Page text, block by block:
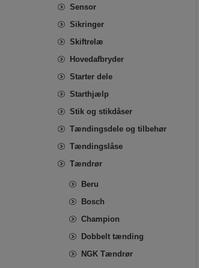
Sensor
Sikringer
Skiftrelæ
Hovedafbryder
Starter dele
Starthjælp
Stik og stikdåser
Tændingsdele og tilbehør
Tændingslåse
Tændrør
Beru
Bosch
Champion
Dobbelt tænding
NGK Tændrør